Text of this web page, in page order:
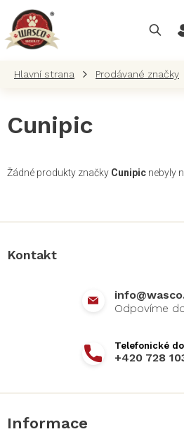
obsah
Prodávané značky
Cunipic
Žádné produkty značky Cunipic nebyly
Kontakt
info@
+420 728
Informace